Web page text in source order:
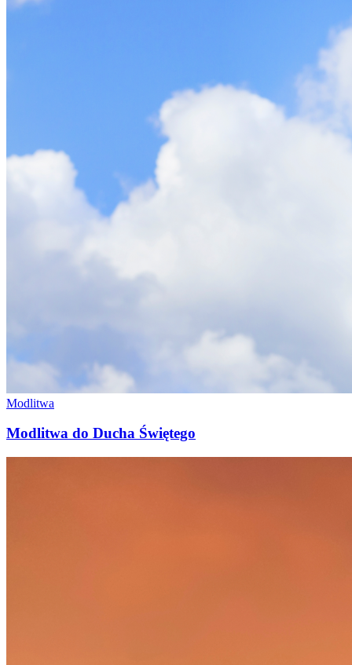
Modlitwa
Modlitwa do Ducha Świętego